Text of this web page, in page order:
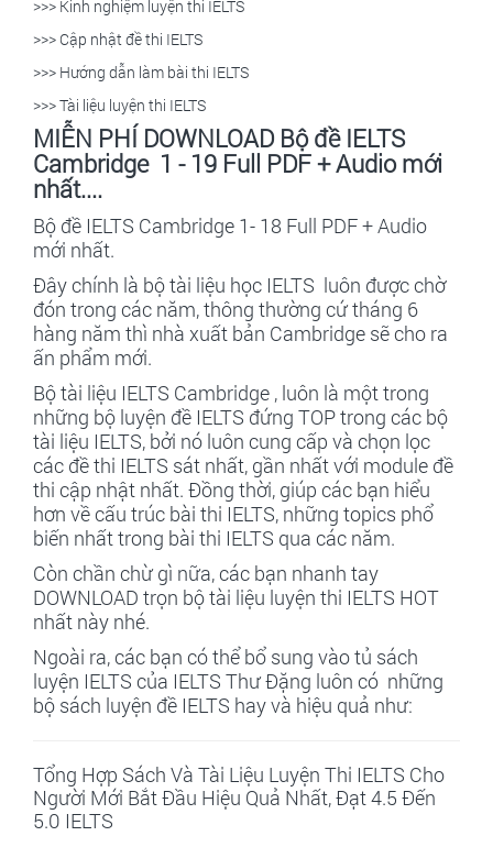
>>> Kinh nghiệm luyện thi IELTS
>>> Cập nhật đề thi IELTS
>>> Hướng dẫn làm bài thi IELTS
>>>Tài liệu luyện thi IELTS
MIỄN PHÍ DOWNLOAD Bộ đề IELTS
Cambridge 1 - 19 Full PDF + Audio mới
nhất....
Bộ đề IELTS Cambridge 1- 18 Full PDF + Audio
mới nhất.
Đây chính là bộ tài liệu học IELTS luôn được chờ
đón trong các năm, thông thường cứ tháng 6
hàng năm thì nhà xuất bản Cambridge sẽ cho ra
ấn phẩm mới.
Bộ tài liệu IELTS Cambridge , luôn là một trong
những bộ luyện đề IELTS đứng TOP trong các bộ
tài liệu IELTS, bởi nó luôn cung cấp và chọn lọc
các đề thi IELTS sát nhất, gần nhất với module đề
thi cập nhật nhất. Đồng thời, giúp các bạn hiểu
hơn về cấu trúc bài thi IELTS, những topics phổ
biến nhất trong bài thi IELTS qua các năm.
Còn chần chừ gì nữa, các bạn nhanh tay
DOWNLOAD trọn bộ tài liệu luyện thi IELTS HOT
nhất này nhé.
Ngoài ra, các bạn có thể bổ sung vào tủ sách
luyện IELTS của IELTS Thư Đặng luôn có những
bộ sách luyện đề IELTS hay và hiệu quả như:
Tổng Hợp Sách Và Tài Liệu Luyện Thi IELTS Cho
Người Mới Bắt Đầu Hiệu Quả Nhất, Đạt 4.5 Đến
5.0 IELTS